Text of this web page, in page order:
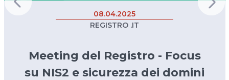
08.04.2025
REGISTRO .IT
Meeting del Registro - Focus
su NIS2 e sicurezza dei domini